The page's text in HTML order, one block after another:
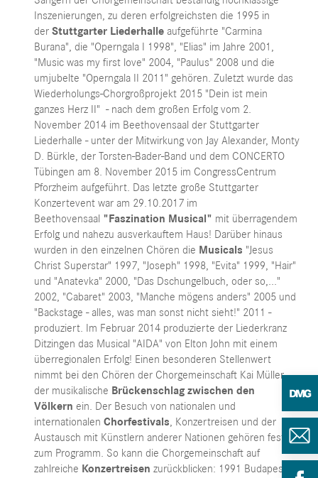
Inszenierungen, zu deren erfolgreichsten die 1995 in
derStuttgarter Liederhalle aufgeführte "Carmina
Burana", die "Operngala I 1998", "Elias" im Jahre 2001,
"Music was my first love" 2004, "Paulus" 2008 und die
umjubelte "Operngala II 2011" gehören. Zuletzt wurde das
Wiederholungs-Chorgroßprojekt 2015 "Dein ist mein
ganzes Herz II" - nach dem großen Erfolg vom 2.
November 2014 im Beethovensaal der Stuttgarter
Liederhalle - unter der Mitwirkung von Jay Alexander, Monty
D. Bürkle, der Torsten-Bader-Band und dem CONCERTO
Tübingen am 8. November 2015 im CongressCentrum
Pforzheim aufgeführt. Das letzte große Stuttgarter
Konzertevent war am 29.10.2017 im
Beethovensaal "Faszination Musical" mit überragendem
Erfolg und nahezu ausverkauftem Haus! Darüber hinaus
wurden in den einzelnen Chören die Musicals "Jesus
Christ Superstar" 1997, "Joseph" 1998, "Evita" 1999, "Hair"
und "Anatevka" 2000, "Das Dschungelbuch, oder so,..."
2002, "Cabaret" 2003, "Manche mögens anders" 2005 und
"Backstage - alles, was man sonst nicht sieht!" 2011 -
produziert. Im Februar 2014 produzierte der Liederkranz
Ditzingen das Musical "AIDA" von Elton John mit einem
überregionalen Erfolg! Einen besonderen Stellenwert
nimmt bei den Chören der Chorgemeinschaft Kai Müller
der musikalische Brückenschlag zwischen den
Völkern ein. Der Besuch von nationalen und
internationalenChorfestivals , Konzertreisen und der
Austausch mit Künstlern anderer Nationen gehören fest
zum Programm. So kann die Chorgemeinschaft auf
zahlreiche Konzertreisen zurückblicken: 1991 Budapest